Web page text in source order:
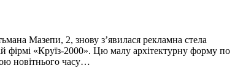
Мазепи, 2, знову з’явилася рекламна стела
фірмі «Круїз-2000». Цю малу архітектурну форму по
новітнього часу…